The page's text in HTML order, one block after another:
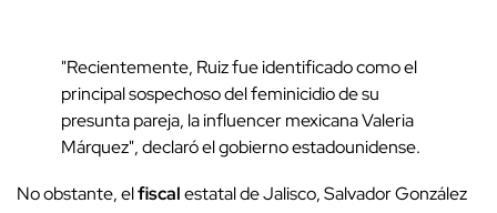
"Recientemente, Ruiz fue identificado como el
principal sospechoso del feminicidio de su
presunta pareja, la influencer mexicana Valeria
Márquez", declaró el gobierno estadounidense.
No obstante, elfiscalestatal de Jalisco, Salvador González